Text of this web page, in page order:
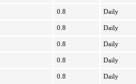
0.8 Daily
0.8 Daily
0.8 Daily
0.8 Daily
0.8 Daily